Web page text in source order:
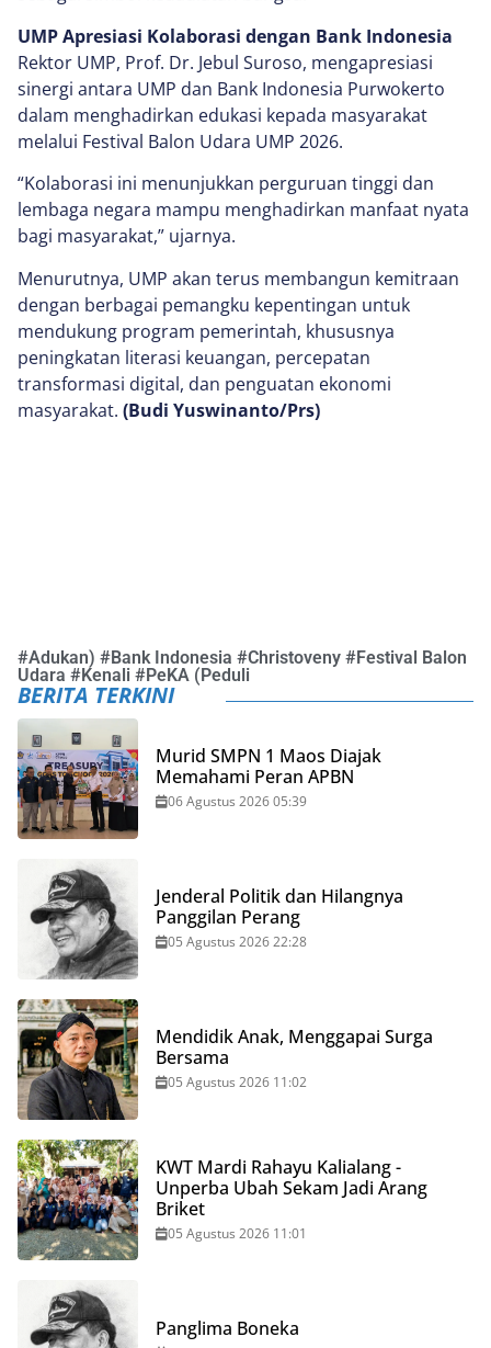
UMP Apresiasi Kolaborasi dengan Bank Indonesia
Rektor UMP, Prof. Dr. Jebul Suroso, mengapresiasi
sinergi antara UMP dan Bank Indonesia Purwokerto
dalam menghadirkan edukasi kepada masyarakat
melalui Festival Balon Udara UMP 2026.
“Kolaborasi ini menunjukkan perguruan tinggi dan
lembaga negara mampu menghadirkan manfaat nyata
bagi masyarakat,” ujarnya.
Menurutnya, UMP akan terus membangun kemitraan
dengan berbagai pemangku kepentingan untuk
mendukung program pemerintah, khususnya
peningkatan literasi keuangan, percepatan
transformasi digital, dan penguatan ekonomi
masyarakat. (Budi Yuswinanto/Prs)
#Adukan) #Bank Indonesia #Christoveny #Festival Balon
Udara #Kenali #PeKA (Peduli
BERITA TERKINI
Murid SMPN 1 Maos Diajak
Memahami Peran APBN
06 Agustus 2026 05:39
Jenderal Politik dan Hilangnya
Panggilan Perang
05 Agustus 2026 22:28
Mendidik Anak, Menggapai Surga
Bersama
05 Agustus 2026 11:02
KWT Mardi Rahayu Kalialang -
Unperba Ubah Sekam Jadi Arang
Briket
05 Agustus 2026 11:01
Panglima Boneka